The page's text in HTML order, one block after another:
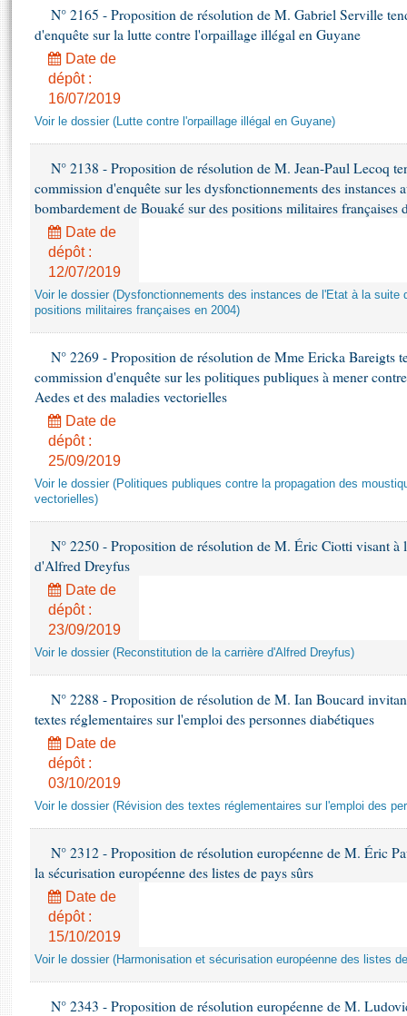
Projets de loi
Propositions de loi
Amendements
Textes adoptés
Rapports d'enquête
Rapports législatifs
Rapports sur l'application des lois
Baromètre de l’application des lois
Budget et sécurité sociale
Comptes rendus des débats
Histoire
Juniors
Anciennes législatures
Les archives
Contacts et plan d'accès
Photos libres de droit
N° 2165 - Proposition de résolution de M. Gabriel Serville
d'enquête sur la lutte contre l'orpaillage illégal en Guyane
Date de
dépôt :
16/07/2019
Voir le dossier (Lutte contre l'orpaillage illégal en Guyane)
N° 2138 - Proposition de résolution de M. Jean-Paul Lecoq
commission d'enquête sur les dysfonctionnements des instances
bombardement de Bouaké sur des positions militaires françaises
Date de
dépôt :
12/07/2019
Voir le dossier (Dysfonctionnements des instances de l'Etat à la suite
positions militaires françaises en 2004)
N° 2269 - Proposition de résolution de Mme Ericka Bareigts
commission d'enquête sur les politiques publiques à mener
Aedes et des maladies vectorielles
Date de
dépôt :
25/09/2019
Voir le dossier (Politiques publiques contre la propagation des
vectorielles)
N° 2250 - Proposition de résolution de M. Éric Ciotti visant à
d'Alfred Dreyfus
Date de
dépôt :
23/09/2019
Voir le dossier (Reconstitution de la carrière d'Alfred Dreyfus)
N° 2288 - Proposition de résolution de M. Ian Boucard
textes réglementaires sur l'emploi des personnes diabétiques
Date de
dépôt :
03/10/2019
Voir le dossier (Révision des textes réglementaires sur l'emploi des
N° 2312 - Proposition de résolution européenne de M. Éric
la sécurisation européenne des listes de pays sûrs
Date de
dépôt :
15/10/2019
Voir le dossier (Harmonisation et sécurisation européenne des listes
N° 2343 - Proposition de résolution européenne de M.